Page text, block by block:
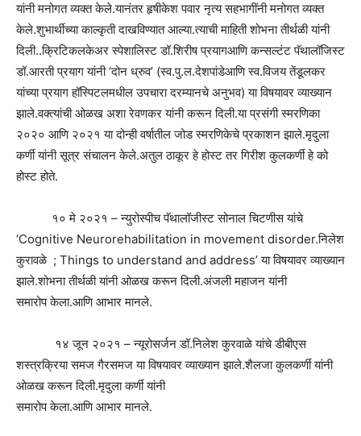
यांनी मनोगत व्यक्त केले.यानंतर हृषीकेश पवार नृत्य सहभागींनी मनोगत व्यक्त
केले.शुभार्थीच्या काल्कृती दाखविण्यात आल्या.त्याची माहिती शोभना तीर्थळी यांनी
दिली..क्रिटिकलकेअर स्पेशालिस्ट डॉ.शिरीष प्रयागआणि कन्सल्टंट पॅथालॉजिस्ट
डॉ.आरती प्रयाग यांनी ‘दोन ध्रुव’ (स्व.पु.ल.देशपांडेआणि स्व.विजय तेंडूलकर
यांच्या प्रयाग हॉस्पिटलमधील उपचारा दरम्यानचे अनुभव) या विषयावर व्याख्यान
झाले.वक्त्यांची ओळख अशा रेवणकर यांनी करून दिली.या प्रसंगी स्मरणिका
२०२० आणि २०२१ या दोन्ही वर्षातील जोड स्मरणिकेचे प्रकाशन झाले.मृदुला
कर्णी यांनी सूत्र संचालन केले.अतुल ठाकूर हे होस्ट तर गिरीश कुलकर्णी हे को
होस्ट होते.
१० मे २०२१ – न्युरोस्पीच पॅथालॉजीस्ट सोनाल चिटणीस यांचे
‘Cognitive Neurorehabilitation in movement disorder.निलेश
कुरावळे ; Things to understand and address’ या विषयावर व्याख्यान
झाले.शोभना तीर्थळी यांनी ओळख करून दिली.अंजली महाजन यांनी
समारोप केला.आणि आभार मानले.
१४ जून २०२१ – न्यूरोसर्जन डॉ.निलेश कुरवाळे यांचे डीबीएस
शस्त्रक्रिया समज गैरसमज या विषयावर व्याख्यान झाले.शैलजा कुलकर्णी यांनी
ओळख करून दिली.मृदुला कर्णी यांनी
समारोप केला.आणि आभार मानले.